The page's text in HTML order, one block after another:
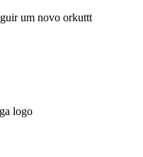
um novo orkuttt
logo